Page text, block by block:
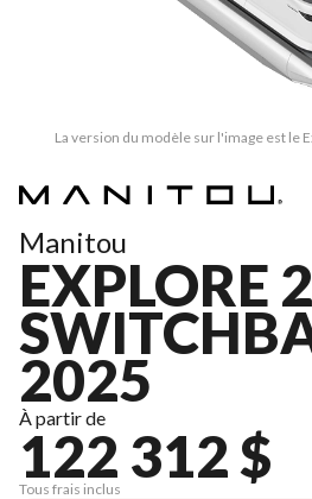
La version du modèle sur l'image est le
Manitou
EXPLORE
2025
À partir de
122 312 $
Tous frais inclus